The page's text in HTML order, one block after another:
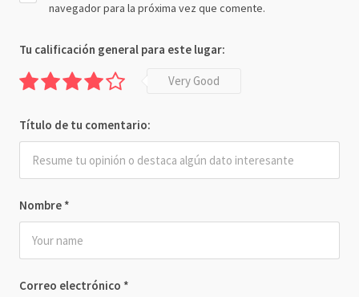
Nombre *
Correo electrónico *
navegador para la próxima vez que comente.
Tu calificación general para este lugar:
Very Good
Título de tu comentario: